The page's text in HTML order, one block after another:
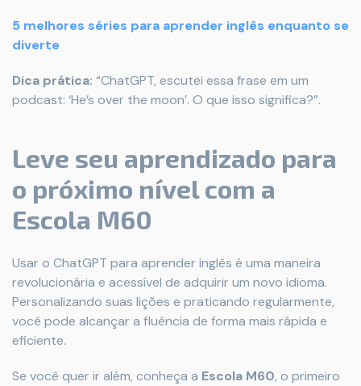
5 melhores séries para aprender inglês enquanto se
diverte
Dica prática: “ChatGPT, escutei essa frase em um
podcast: ‘He’s over the moon’. O que isso significa?”.
Leve seu aprendizado para
o próximo nível com a
Escola M60
Usar o ChatGPT para aprender inglês é uma maneira
revolucionária e acessível de adquirir um novo idioma.
Personalizando suas lições e praticando regularmente,
você pode alcançar a fluência de forma mais rápida e
eficiente.
Se você quer ir além, conheça a Escola M60, o primeiro